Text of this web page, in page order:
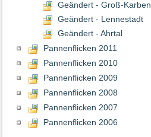
Geändert - Groß-Karben
Geändert - Lennestadt
Geändert - Ahrtal
Pannenflicken 2011
Pannenflicken 2010
Pannenflicken 2009
Pannenflicken 2008
Pannenflicken 2007
Pannenflicken 2006